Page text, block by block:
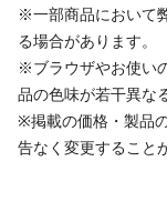
※一部商品において
る場合があります。
※ブラウザやお使い
品の色味が若干異な
※掲載の価格・製品
告なく変更すること